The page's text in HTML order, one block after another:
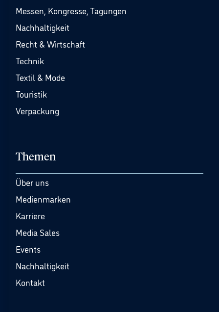
Messen, Kongresse, Tagungen
Nachhaltigkeit
Recht & Wirtschaft
Technik
Textil & Mode
Touristik
Verpackung
Themen
Über uns
Medienmarken
Karriere
Media Sales
Events
Nachhaltigkeit
Kontakt